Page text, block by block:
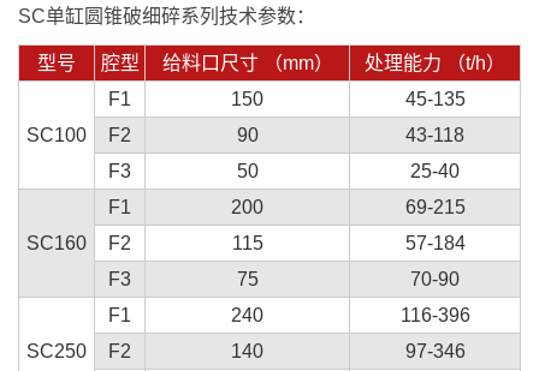
SC单缸圆锥破细碎系列技术参数：
型号 腔型 给料口尺寸 （mm） 处理能力 （t/h）
SC100
F1 150
45-135
F2
90
43-118
F3
50 25-40
SC160
F1 200
69-215
F2
115
57-184
F3
75 70-90
SC250
F1 240
116-396
F2
140
97-346